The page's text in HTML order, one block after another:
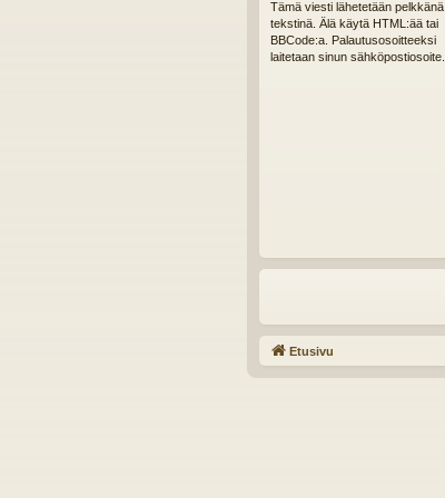
Tämä viesti lähetetään pelkkänä
tekstinä. Älä käytä HTML:ää tai
BBCode:a. Palautusosoitteeksi
laitetaan sinun sähköpostiosoite.
Etusivu